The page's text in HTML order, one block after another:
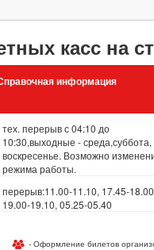
касс на
информация
тех. перерыв с 04:10 до
10:30,выходные - среда,суббота,
воскресенье. Возможно
режима работы.
перерыв:11.00-11.10, 17.45-
19.00-19.10, 05.25-05.40
- Оформление билетов